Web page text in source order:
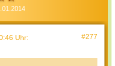
Uhr: #277